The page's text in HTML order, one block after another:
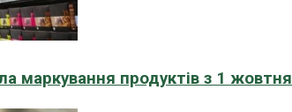
маркування продуктів з 1 жовтня